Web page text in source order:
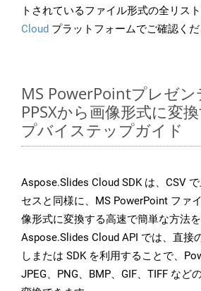
トされているファイル形式の全リスト
Cloud プラットフォームでご確認くだ
MS PowerPointプレゼ
PPSXから画像形式に変
プバイステップガイド
Aspose.Slides Cloud SDK は、CSV
セスと同様に、MS PowerPoint ファ
像形式に変換する高速で簡単な方法を
Aspose.Slides Cloud API では、直接
しまたは SDK を利用することで、
JPEG、PNG、BMP、GIF、TIFF など